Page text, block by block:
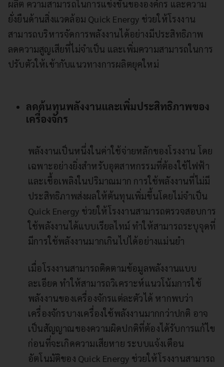
ผลิต ความสามารถในการแข่งขันขององค์กร และความ
ยั่งยืนด้านสิ่งแวดล้อม Quick Energy ช่วยให้โรงงาน
สามารถบริหารจัดการพลังงานได้อย่างมีประสิทธิภาพ
ลดความสูญเสียที่ไม่จำเป็น และเพิ่มความสามารถในการ
ปรับตัวให้เข้ากับแนวทางการผลิตยุคใหม่
ลดต้นทุนพลังงานและเพิ่มประสิทธิภาพของ
เครื่องจักร
พลังงานเป็นหนึ่งในค่าใช้จ่ายหลักของโรงงาน โดย
เฉพาะอย่างยิ่งสำหรับอุตสาหกรรมที่ต้องใช้ไฟฟ้า
และเชื้อเพลิงในปริมาณมาก การใช้พลังงานที่ไม่มี
ประสิทธิภาพส่งผลให้ต้นทุนเพิ่มขึ้นโดยไม่จำเป็น
Quick Energy ช่วยให้โรงงานสามารถตรวจสอบการ
ใช้พลังงานได้แบบเรียลไทม์ ทำให้สามารถระบุจุดที่
มีการใช้พลังงานมากเกินไปได้อย่างแม่นยำ
เมื่อโรงงานสามารถติดตามข้อมูลพลังงานแบบ
ละเอียด ทำให้สามารถวิเคราะห์แนวโน้มการใช้
พลังงานของเครื่องจักรแต่ละตัวได้ หากพบว่า
เครื่องจักรบางเครื่องใช้พลังงานมากกว่าปกติ อาจ
เป็นสัญญาณของความผิดปกติที่ต้องได้รับการแก้ไข
ก่อนที่จะเกิดความเสียหาย ระบบแจ้งเตือน
อัตโนมัติของ Quick Energy ช่วยให้โรงงานสามารถ